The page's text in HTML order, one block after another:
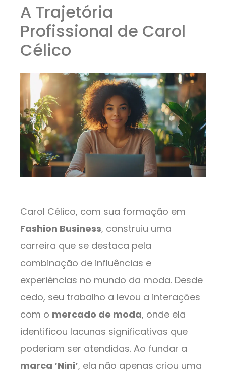
A Trajetória
Profissional de Carol
Célico
Carol Célico, com sua formação em
Fashion Business, construiu uma
carreira que se destaca pela
combinação de influências e
experiências no mundo da moda. Desde
cedo, seu trabalho a levou a interações
com o mercado de moda, onde ela
identificou lacunas significativas que
poderiam ser atendidas. Ao fundar a
marca ‘Nini’, ela não apenas criou uma